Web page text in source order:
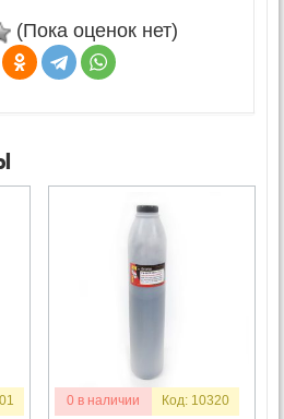
(Пока оценок нет)
0 в наличии Код: 10320